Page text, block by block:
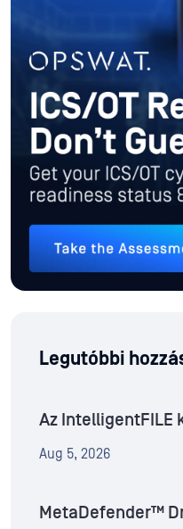
Legutóbbi
Az IntelligentFILE
Aug 5, 2026
MetaDefender™